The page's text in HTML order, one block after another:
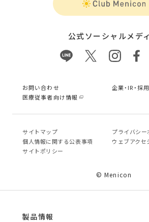
公式ソーシャルメデ
お問い合わせ
企業・IR・採
医療従事者向け情報
サイトマップ
プライバシー
個⼈情報に関する公表事項
ウェブアクセ
サイトポリシー
© Menicon
製品情報